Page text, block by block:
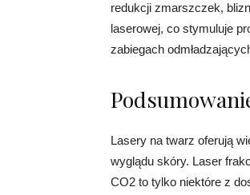
redukcji zmarszczek,
laserowej, co stymuluje
zabiegach
Lasery na twarz oferują
wyglądu skóry. Laser
CO2 to tylko niektóre z